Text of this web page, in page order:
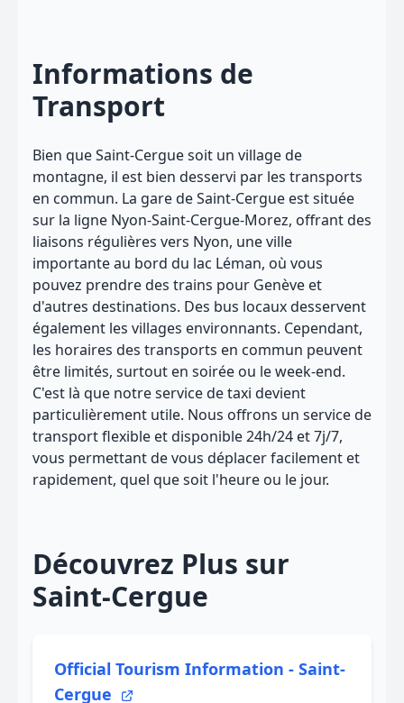
Informations de
Transport
Bien que Saint-Cergue soit un village de
montagne, il est bien desservi par les transports
en commun. La gare de Saint-Cergue est située
sur la ligne Nyon-Saint-Cergue-Morez, offrant des
liaisons régulières vers Nyon, une ville
importante au bord du lac Léman, où vous
pouvez prendre des trains pour Genève et
d'autres destinations. Des bus locaux desservent
également les villages environnants. Cependant,
les horaires des transports en commun peuvent
être limités, surtout en soirée ou le week-end.
C'est là que notre service de taxi devient
particulièrement utile. Nous offrons un service de
transport flexible et disponible 24h/24 et 7j/7,
vous permettant de vous déplacer facilement et
rapidement, quel que soit l'heure ou le jour.
Découvrez Plus sur
Saint-Cergue
Official Tourism Information - Saint-
Cergue